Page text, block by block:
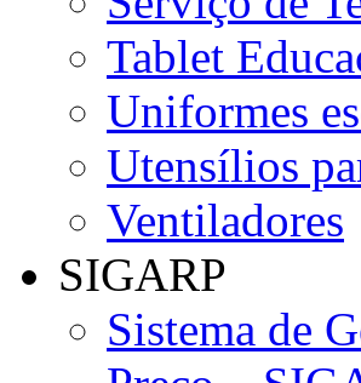
Tablet
Uniformes
Utensílios
Ventiladores
SIGARP
Sistema de